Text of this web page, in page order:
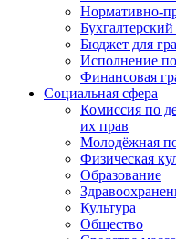
Нормативно-
Бюджет для
Исполнение
Финансовая
Социальная сфера
Комиссия по
их прав
Молодёжная
Физическая
Образование
Культура
Общество